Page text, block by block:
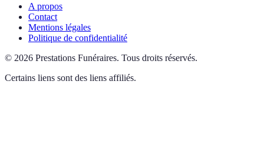
A propos
Contact
Mentions légales
Politique de confidentialité
© 2026 Prestations Funéraires. Tous droits réservés.
Certains liens sont des liens affiliés.